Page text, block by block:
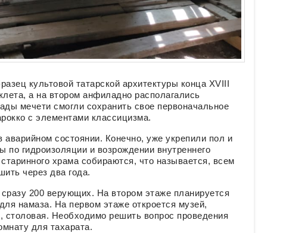
культовой татарской архитектуры конца XVIII
а на втором анфиладно располагались
мечети смогли сохранить свое первоначальное
с элементами классицизма.
состоянии. Конечно, уже укрепили пол и
гидроизоляции и возрождении внутреннего
храма собираются, что называется, всем
через два года.
200 верующих. На втором этаже планируется
намаза. На первом этаже откроется музей,
Необходимо решить вопрос проведения
для тахарата.